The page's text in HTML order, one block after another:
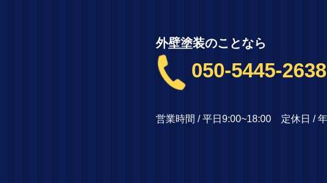
外壁塗装のことなら
050-5445-2638
営業時間 / 平日9:00~18:00 定休日 /